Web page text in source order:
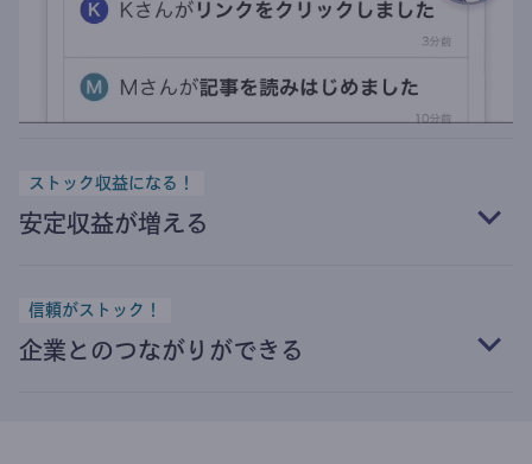
ストック収益になる！
安定収益が増える
信頼がストック！
企業とのつながりができる